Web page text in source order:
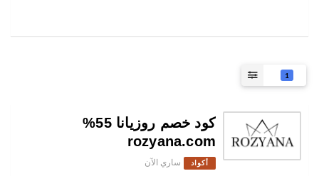
1
كود خصم روزيانا 55%
rozyana.com
أكواد ساري الآن